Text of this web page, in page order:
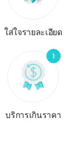
ใส่ใจรายละเอียด
1
บริการเกินราคา